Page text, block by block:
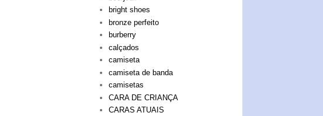
bright shoes
bronze perfeito
burberry
calçados
camiseta
camiseta de banda
camisetas
CARA DE CRIANÇA
CARAS ATUAIS